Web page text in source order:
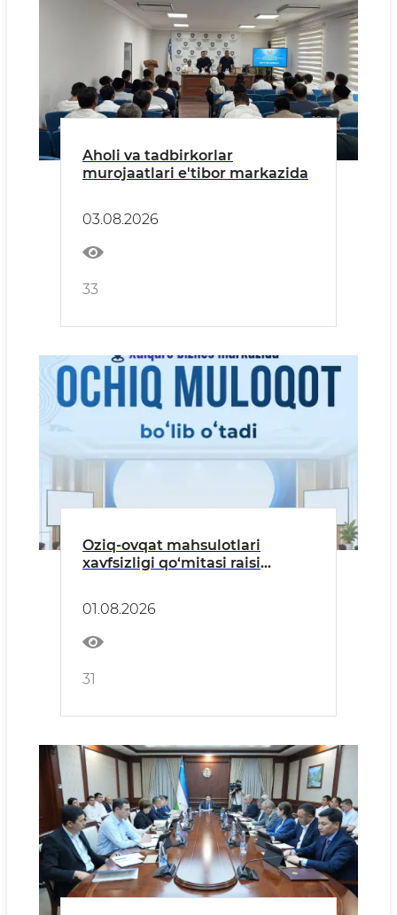
Aholi va tadbirkorlar
murojaatlari e'tibor markazida
03.08.2026
33
Oziq-ovqat mahsulotlari
xavfsizligi qo‘mitasi raisi
01.08.2026
31